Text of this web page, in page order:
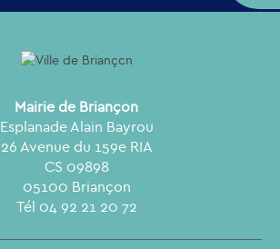
Mairie de Briançon
Esplanade Alain Bayrou
26 Avenue du 159e RIA
CS 09898
05100 Briançon
Tél 04 92 21 20 72